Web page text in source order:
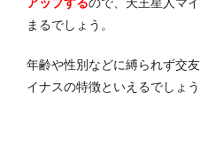
まるでしょう。
年齢や性別などに縛られず交
イナスの特徴といえるでしょう